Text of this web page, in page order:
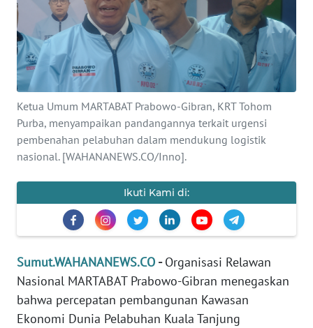
Ketua Umum MARTABAT Prabowo-Gibran, KRT Tohom
Purba, menyampaikan pandangannya terkait urgensi
pembenahan pelabuhan dalam mendukung logistik
nasional. [WAHANANEWS.CO/Inno].
Ikuti Kami di:
Sumut.WAHANANEWS.CO -Organisasi Relawan
Nasional MARTABAT Prabowo-Gibran menegaskan
bahwa percepatan pembangunan Kawasan
Ekonomi Dunia Pelabuhan Kuala Tanjung
BERITA
KONTAK
KAMI
INFO
IKLAN
TENTANG
KAMI
REDAKSI
KARIR